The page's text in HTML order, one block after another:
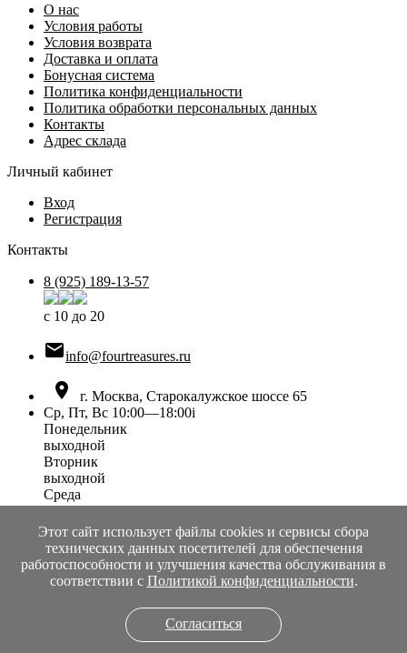
Этот сайт использует файлы cookies и сервисы сбора
технических данных посетителей для обеспечения
работоспособности и улучшения качества обслуживания в
соответствии с Политикой конфиденциальности.
Согласиться
О нас
Условия работы
Условия возврата
Доставка и оплата
Бонусная система
Политика конфиденциальности
Политика обработки персональных данных
Контакты
Адрес склада
Личный кабинет
Вход
Регистрация
Контакты
8 (925) 189-13-57
с 10 до 20
info@fourtreasures.ru

г. Москва, Старокалужское шоссе 65
Ср, Пт, Вс 10:00—18:00i
Понедельник
выходной
Вторник
выходной
Среда
10:00 — 18:00
Четверг
выходной
Пятница
10:00 — 18:00
10:00 — 18:00